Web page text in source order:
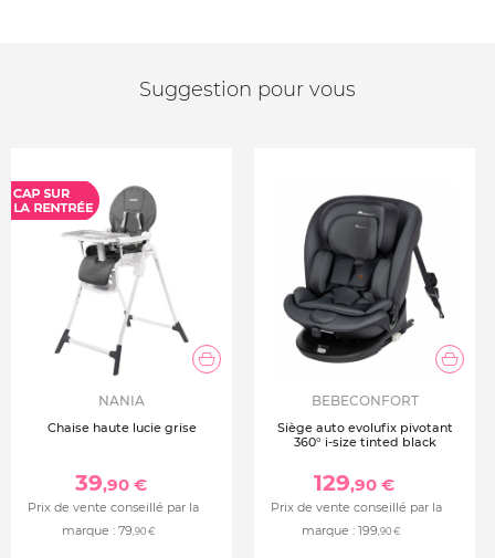
Suggestion pour vous
NANIA
Chaise haute lucie grise
39,90 €
Prix de vente conseillé par la
marque : 79,90 €
BEBECONFORT
Siège auto evolufix pivotant
360° i-size tinted black
129,90 €
Prix de vente conseillé par la
marque : 199,90 €